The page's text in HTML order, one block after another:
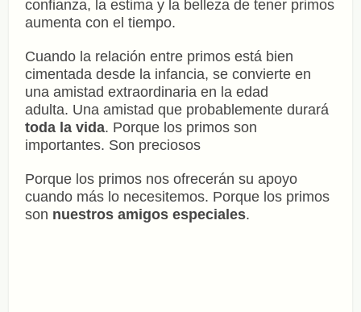
confianza, la estima y la belleza de tener primos
aumenta con el tiempo.
Cuando la relación entre primos está bien
cimentada desde la infancia, se convierte en
una amistad extraordinaria en la edad
adulta. Una amistad que probablemente durará
toda la vida. Porque los primos son
importantes. Son preciosos
Porque los primos nos ofrecerán su apoyo
cuando más lo necesitemos. Porque los primos
son nuestros amigos especiales.